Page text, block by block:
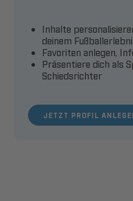
JETZT PROFIL
Inhalte
deinem
Favoriten anlegen,
Präsentiere dich als
Schiedsrichter